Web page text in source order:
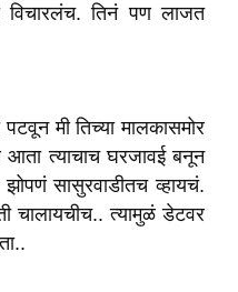
विचारलंच. तिनं पण लाजत
मी तिच्या मालकासमोर
त्याचाच घरजावई बनून
झोपणं सासुरवाडीतच व्हायचं.
चालायचीच.. त्यामुळं डेटवर